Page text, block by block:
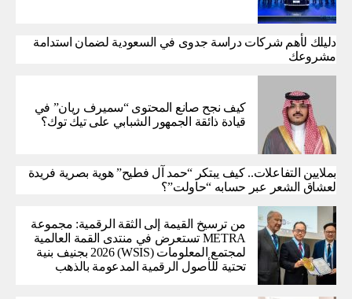
دليلك لأهم شركات دراسة جدوى في السعودية لضمان استدامة
مشروعك
كيف نجح صانع المحتوى “سميرف ريان” في
قيادة ذائقة الجمهور الشبابي على تيك توك؟
بملايين التفاعلات.. كيف يبتكر “حمد آل فطيح” هوية بصرية فريدة
لعشاق الشعر عبر حسابه “حاولت”؟
من ترسيخ القيمة إلى الثقة الرقمية: مجموعة
METRA تستعرض في منتدى القمة العالمية
لمجتمع المعلومات (WSIS) 2026 بجنيف بنية
تحتية للأصول الرقمية المدعومة بالذهب